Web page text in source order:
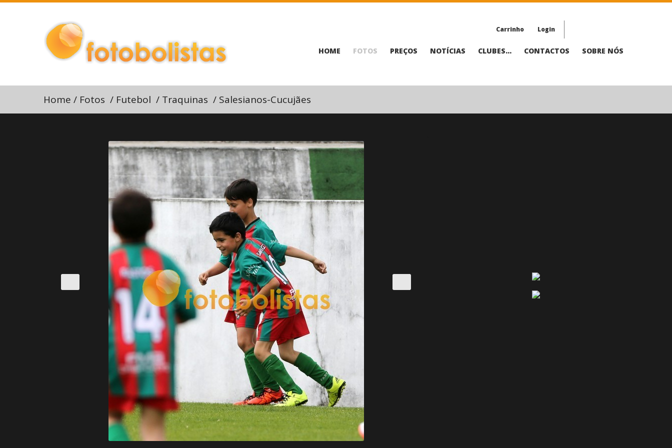
Carrinho Login
HOME FOTOS PREÇOS NOTÍCIAS CLUBES... CONTACTOS SOBRE NÓS
Home / Fotos / Futebol / Traquinas / Salesianos-Cucujães